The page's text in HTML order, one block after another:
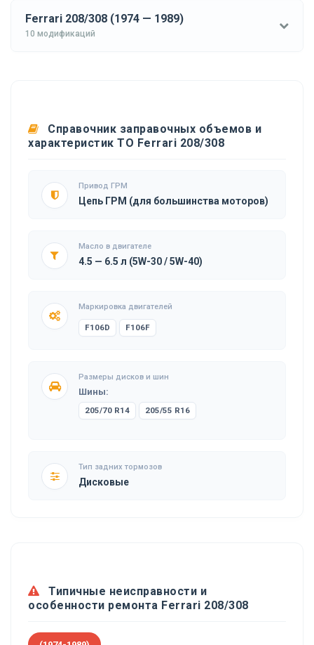
Ferrari 208/308 (1974 — 1989)
10 модификаций
Справочник заправочных объемов и
характеристик ТО Ferrari 208/308
Привод ГРМ
Цепь ГРМ (для большинства моторов)
Масло в двигателе
4.5 — 6.5 л (5W-30 / 5W-40)
Маркировка двигателей
F106D F106F
Размеры дисков и шин
Шины:
205/70 R14 205/55 R16
Тип задних тормозов
Дисковые
Типичные неисправности и
особенности ремонта Ferrari 208/308